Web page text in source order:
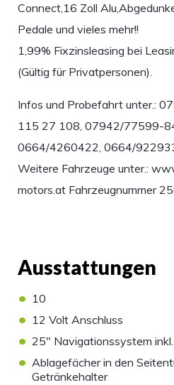
Connect,16 Zoll
Pedale und vieles mehr!!
1,99% Fixzinsleasing bei
(Gültig für Privatpersonen).
Infos und Probefahrt unter.:
115 27 108, 07942/77599-
0664/4260422, 0664/
Weitere Fahrzeuge unter.:
motors.at Fahrzeugnummer
Ausstattungen
• 10
• 12 Volt Anschluss
• 25" Navigationssystem
• Ablagefächer in den
Getränkehalter